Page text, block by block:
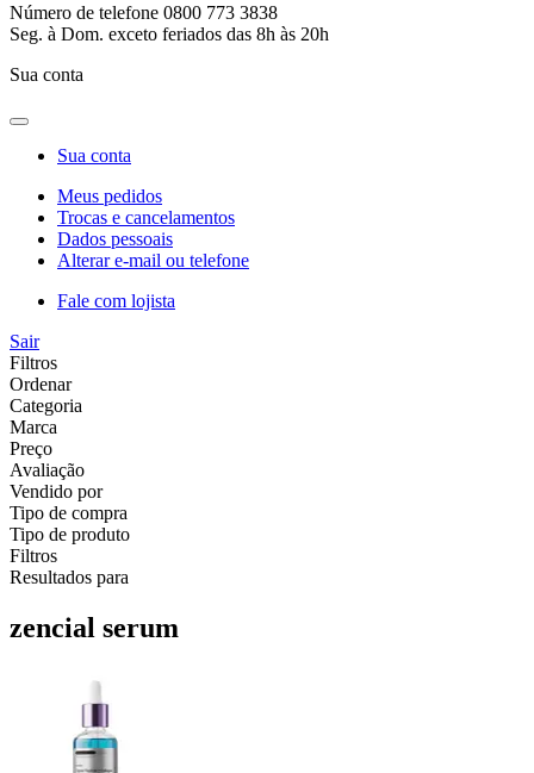
Número de telefone 0800 773 3838
Seg. à Dom. exceto feriados das 8h às 20h
Sua conta
Sua conta
Meus pedidos
Trocas e cancelamentos
Dados pessoais
Alterar e-mail ou telefone
Fale com lojista
Sair
Filtros
Ordenar
Categoria
Marca
Preço
Avaliação
Vendido por
Tipo de compra
Tipo de produto
Filtros
Resultados para
zencial serum